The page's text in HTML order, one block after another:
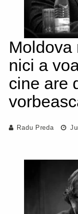
Moldova
nici a
cine are
Radu Preda